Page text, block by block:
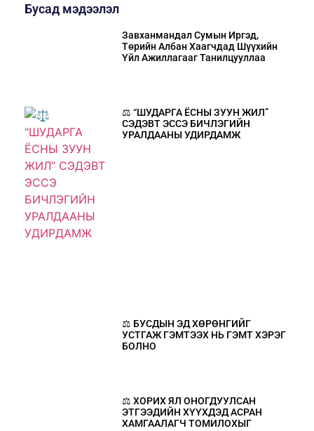
Бусад мэдээлэл
Завханмандал Сумын Иргэд,
Төрийн Албан Хаагчдад Шүүхийн
Үйл Ажиллагааг Танилцууллаа
⚖️ “ШУДАРГА ЁСНЫ ЗУУН ЖИЛ”
СЭДЭВТ ЭССЭ БИЧЛЭГИЙН
УРАЛДААНЫ УДИРДАМЖ
⚖️ БУСДЫН ЭД ХӨРӨНГИЙГ
УСТГАЖ ГЭМТЭЭХ НЬ ГЭМТ ХЭРЭГ
БОЛНО
⚖️ ХОРИХ ЯЛ ОНОГДУУЛСАН
ЭТГЭЭДИЙН ХҮҮХДЭД АСРАН
ХАМГААЛАГЧ ТОМИЛОХЫГ